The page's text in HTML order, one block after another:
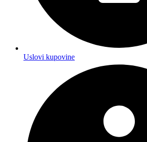
Uslovi kupovine